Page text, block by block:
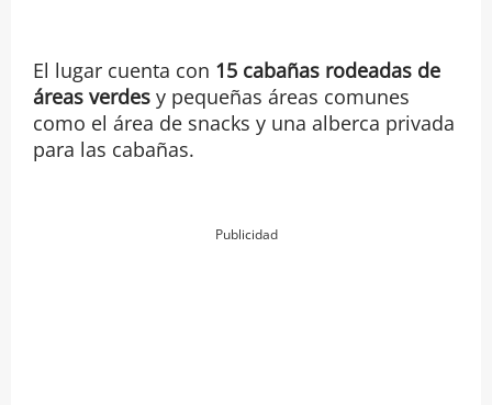
El lugar cuenta con 15 cabañas rodeadas de
áreas verdesy pequeñas áreas comunes
como el área de snacks y una alberca privada
para las cabañas.
Publicidad